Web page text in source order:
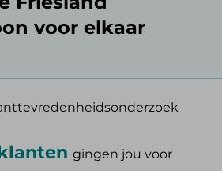
voor elkaar
gingen jou voor